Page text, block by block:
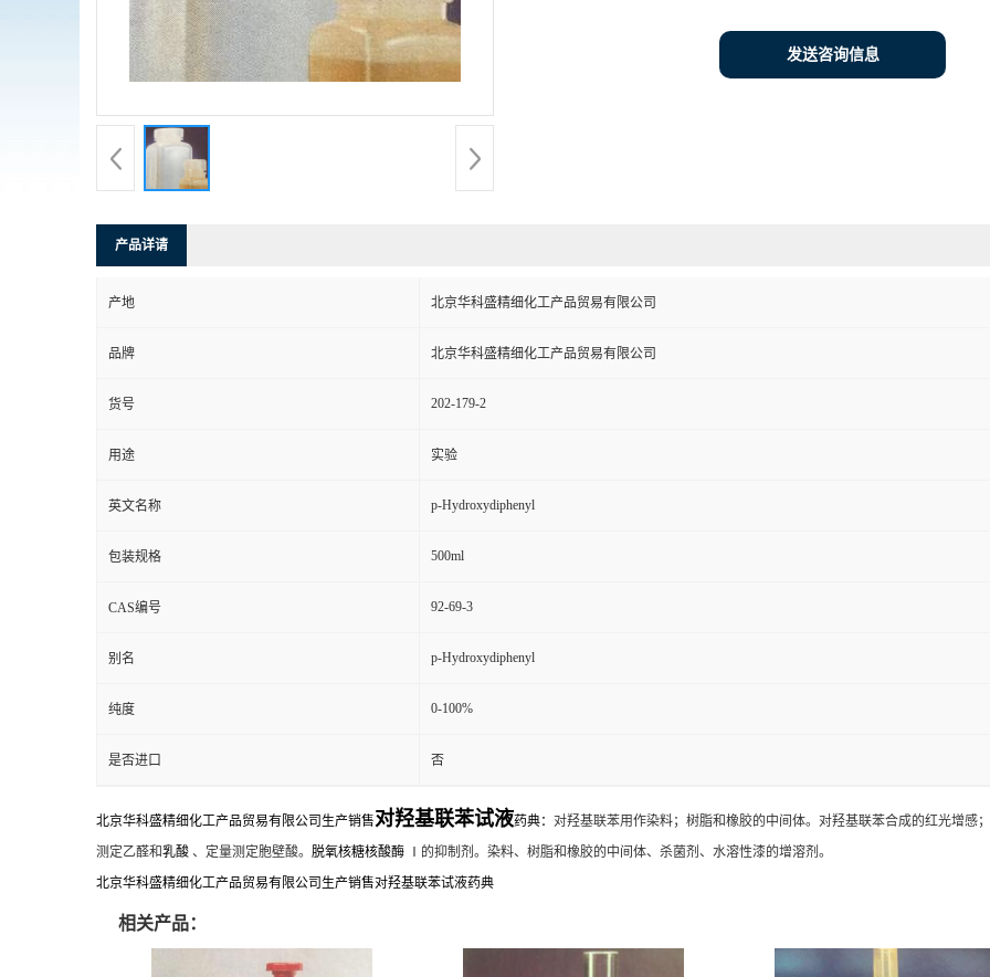
发送咨询信息
产品详请
产地 北京华科盛精细化工产品贸易有限公司
品牌 北京华科盛精细化工产品贸易有限公司
货号 202-179-2
用途 实验
英文名称 p-Hydroxydiphenyl
包装规格 500ml
CAS编号 92-69-3
别名 p-Hydroxydiphenyl
纯度 0-100%
是否进口 否
北京华科盛精细化工产品贸易有限公司生产销售对羟基联苯试液药典： 对羟基联苯用作染料；树脂和橡胶的中间体。对羟基联苯合成的红光增感
测定乙醛和乳酸 、定量测定胞壁酸。 脱氧核糖核酸酶
Ⅰ的抑制剂。染料、树脂和橡胶的中间体、杀菌剂、水溶性漆的增溶剂。
北京华科盛精细化工产品贸易有限公司生产销售对羟基联苯试液药典
相关产品：